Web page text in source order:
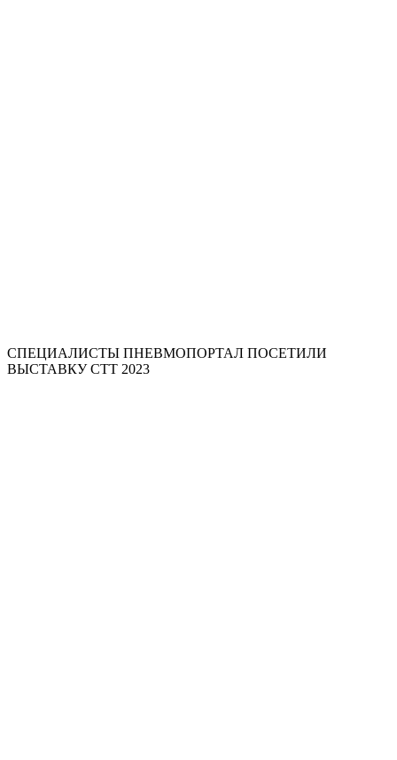
СПЕЦИАЛИСТЫ ПНЕВМОПОРТАЛ ПОСЕТИЛИ
ВЫСТАВКУ СТТ 2023